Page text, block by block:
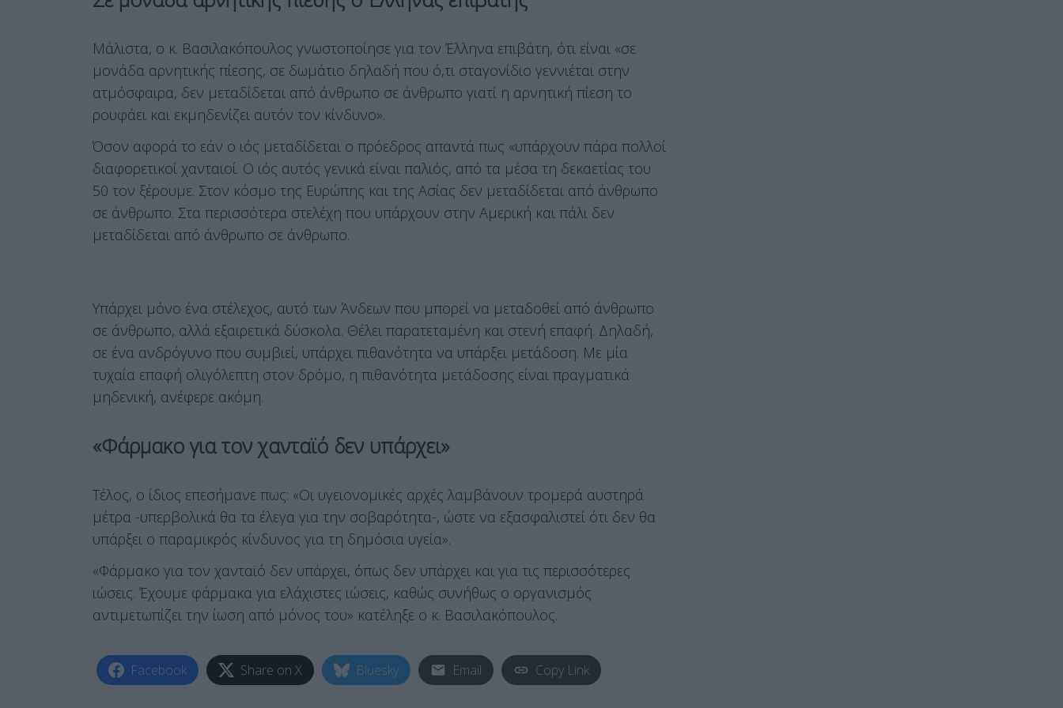
Μάλιστα, ο κ. Βασιλακόπουλος γνωστοποίησε για τον Έλληνα επιβάτη, ότι είναι «σε
μονάδα αρνητικής πίεσης, σε δωμάτιο δηλαδή που ό,τι σταγονίδιο γεννιέται στην
ατμόσφαιρα, δεν μεταδίδεται από άνθρωπο σε άνθρωπο γιατί η αρνητική πίεση το
ρουφάει και εκμηδενίζει αυτόν τον κίνδυνο».
Όσον αφορά το εάν ο ιός μεταδίδεται ο πρόεδρος απαντά πως «υπάρχουν πάρα πολλοί
διαφορετικοί χανταϊοί. Ο ιός αυτός γενικά είναι παλιός, από τα μέσα τη δεκαετίας του
50 τον ξέρουμε. Στον κόσμο της Ευρώπης και της Ασίας δεν μεταδίδεται από άνθρωπο
σε άνθρωπο. Στα περισσότερα στελέχη που υπάρχουν στην Αμερική και πάλι δεν
μεταδίδεται από άνθρωπο σε άνθρωπο.
Υπάρχει μόνο ένα στέλεχος, αυτό των Άνδεων που μπορεί να μεταδοθεί από άνθρωπο
σε άνθρωπο, αλλά εξαιρετικά δύσκολα. Θέλει παρατεταμένη και στενή επαφή. Δηλαδή,
σε ένα ανδρόγυνο που συμβιεί, υπάρχει πιθανότητα να υπάρξει μετάδοση. Με μία
τυχαία επαφή ολιγόλεπτη στον δρόμο, η πιθανότητα μετάδοσης είναι πραγματικά
μηδενική, ανέφερε ακόμη.
«Φάρμακο για τον χανταϊό δεν υπάρχει»
Τέλος, ο ίδιος επεσήμανε πως: «Oι υγειονομικές αρχές λαμβάνουν τρομερά αυστηρά
μέτρα -υπερβολικά θα τα έλεγα για την σοβαρότητα-, ώστε να εξασφαλιστεί ότι δεν θα
υπάρξει ο παραμικρός κίνδυνος για τη δημόσια υγεία».
«Φάρμακο για τον χανταϊό δεν υπάρχει, όπως δεν υπάρχει και για τις περισσότερες
ιώσεις. Έχουμε φάρμακα για ελάχιστες ιώσεις, καθώς συνήθως ο οργανισμός
αντιμετωπίζει την ίωση από μόνος του» κατέληξε ο κ. Βασιλακόπουλος.
Facebook Share on X Bluesky Email Copy Link